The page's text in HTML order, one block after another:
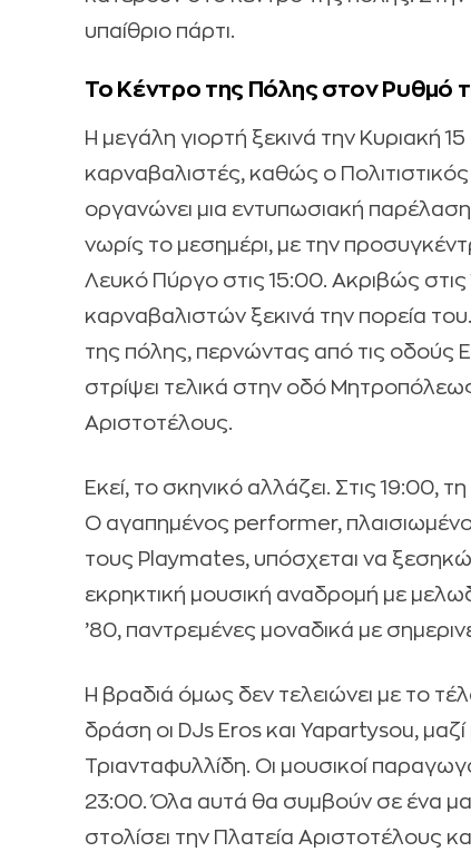
υπαίθριο πάρτι.
Το Κέντρο της Πόλης στον Ρυθμό
Η μεγάλη γιορτή ξεκινά την Κυριακή
καρναβαλιστές, καθώς ο
οργανώνει μια εντυπωσιακή
νωρίς το μεσημέρι, με την
Λευκό Πύργο στις 15:00. Ακριβώς
καρναβαλιστών ξεκινά την πορεία
της πόλης, περνώντας από τις οδούς
στρίψει τελικά στην οδό
Αριστοτέλους.
Εκεί, το σκηνικό αλλάζει. Στις 19:00,
Ο αγαπημένος performer,
τους Playmates, υπόσχεται να
εκρηκτική μουσική αναδρομή με
’80, παντρεμένες μοναδικά με
Η βραδιά όμως δεν τελειώνει με το
δράση οι DJs Eros και Yapartysou,
Τριανταφυλλίδη. Οι μουσικοί
23:00. Όλα αυτά θα συμβούν σε ένα
στολίσει την Πλατεία Αριστοτέλους